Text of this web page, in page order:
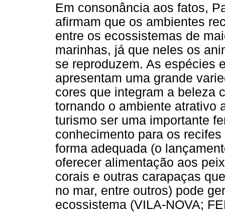
Em consonância aos fatos,
afirmam que os ambientes
entre os ecossistemas de
marinhas, já que neles os
se reproduzem. As espécies
apresentam uma grande
cores que integram a beleza
tornando o ambiente atrativo
turismo ser uma importante
conhecimento para os
forma adequada (o
oferecer alimentação aos
corais e outras carapaças
no mar, entre outros) pode
ecossistema (VILA-NOVA;